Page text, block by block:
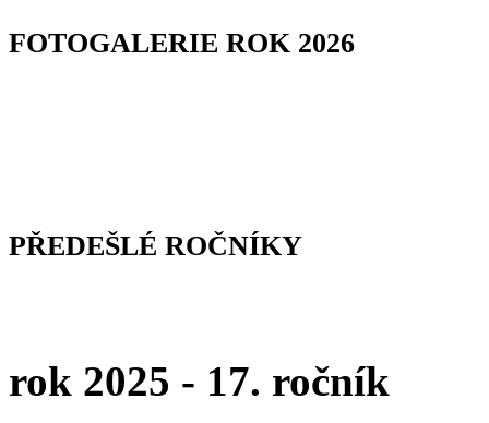
FOTOGALERIE ROK 2026
PŘEDEŠLÉ ROČNÍKY
rok 2025 - 17. ročník